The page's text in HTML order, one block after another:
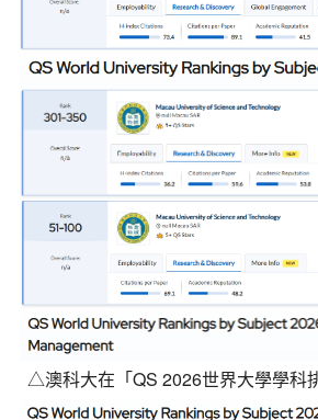
△澳科大在「QS 2026世界大學學科